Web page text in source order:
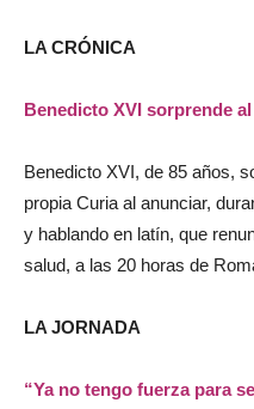
LA CRÓNICA
Benedicto XVI sorprende
Benedicto XVI, de 85 años,
propia Curia al anunciar,
y hablando en latín, que
salud, a las 20 horas de
LA JORNADA
“Ya no tengo fuerza para